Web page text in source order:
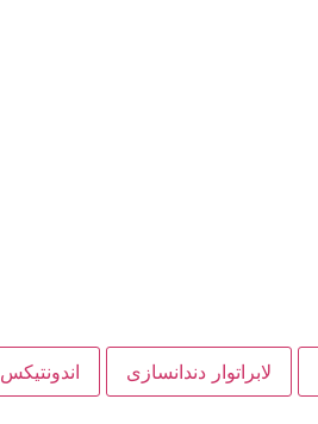
لابراتوار دندانسازی اندونتیکس